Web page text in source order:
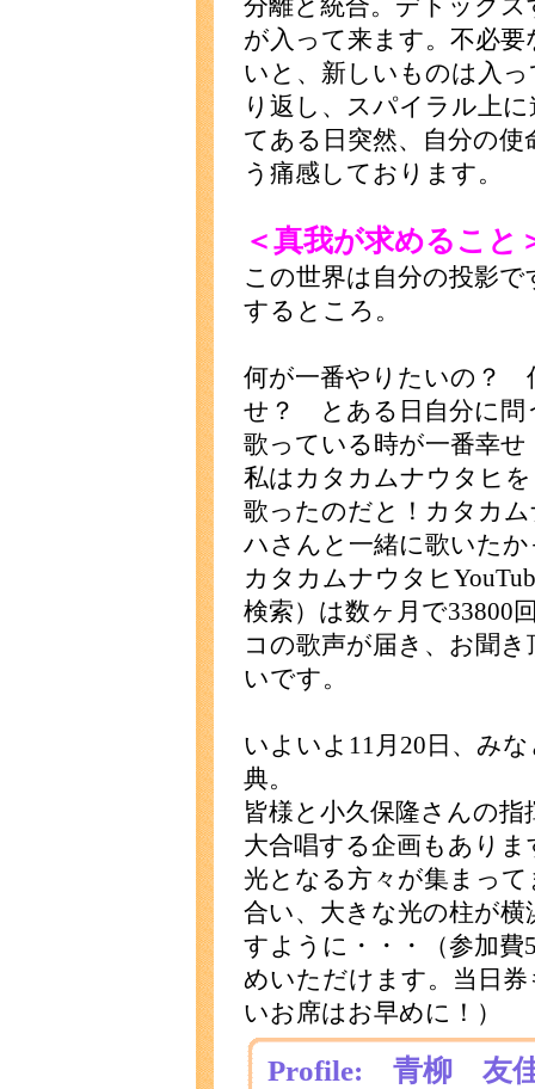
分離と統合。デトック
が入って来ます。不必
いと、新しいものは入
り返し、スパイラル上
てある日突然、自分の
う痛感しております。
＜真我が求めること
この世界は自分の投影
するところ。
何が一番やりたいの？
せ？ とある日自分に問
歌っている時が一番幸
私はカタカムナウタヒ
歌ったのだと！カタカ
ハさんと一緒に歌いた
カタカムナウタヒ
検索）は数ヶ月で33800
コの歌声が届き、お聞
いです。
いよいよ11月20日、み
典。
皆様と小久保隆さんの
大合唱する企画もあり
光となる方々が集まっ
合い、大きな光の柱が
すように・・・（参加
めいただけます。当日
いお席はお早めに！）
Profile: 青柳 友